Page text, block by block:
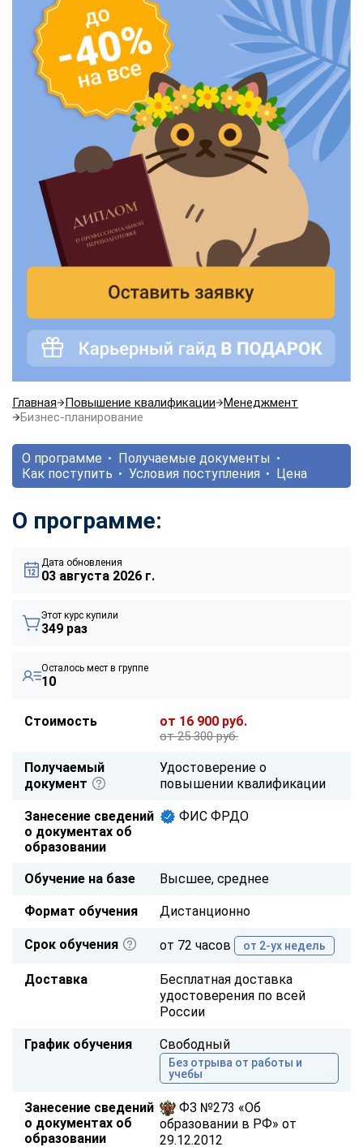
Главная Повышение квалификации
Менеджмент
Бизнес-планирование
О программе
Получаемые документы
Как поступить
Условия поступления Цена
О программе:
Дата обновления
03 августа 2026 г.
Этот курс купили
349 раз
Осталось мест в группе
10
Стоимость от 16 900 руб.
от 25 300 руб.
Получаемый
документ
Удостоверение о
повышении квалификации
Занесение сведений
о документах об
образовании
ФИС ФРДО
Обучение на базе Высшее, среднее
Формат обучения Дистанционно
Срок обучения от 72 часов от 2-ух недель
Доставка
Бесплатная доставка
удостоверения по всей
России
График обучения Свободный
Без отрыва от работы и
учебы
Занесение сведений
о документах об
образовании
ФЗ №273 «Об
образовании в РФ» от
29.12.2012